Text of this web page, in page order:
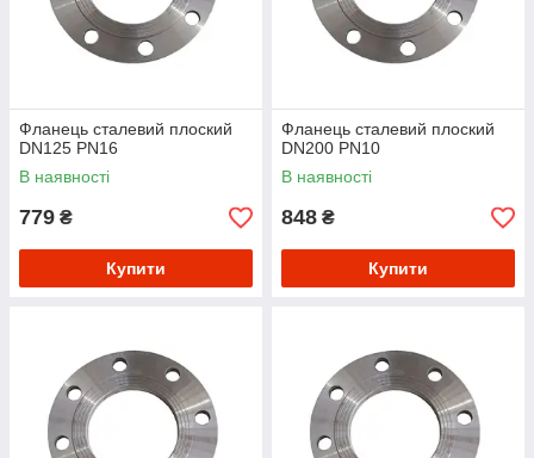
Фланець сталевий плоский
DN125 PN16
В наявності
779 ₴
Купити
Фланець сталевий плоский
DN200 PN10
В наявності
848 ₴
Купити